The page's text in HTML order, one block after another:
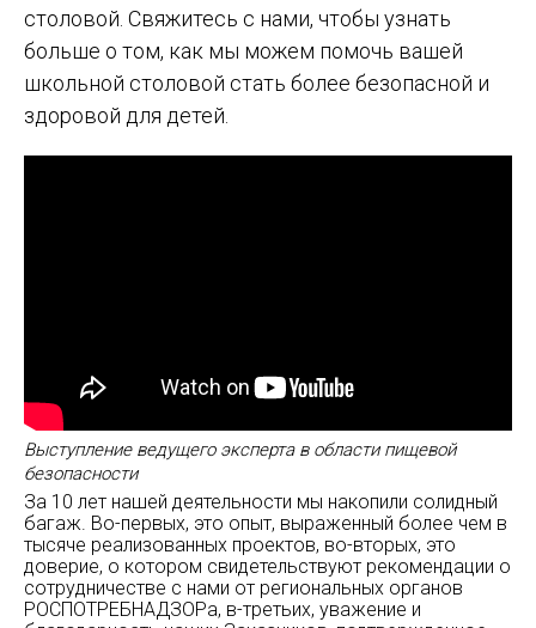
столовой. Свяжитесь с нами, чтобы узнать
больше о том, как мы можем помочь вашей
школьной столовой стать более безопасной и
здоровой для детей.
Выступление ведущего эксперта в области пищевой
безопасности
За 10 лет нашей деятельности мы накопили солидный
багаж. Во-первых, это опыт, выраженный более чем в
тысяче реализованных проектов, во-вторых, это
доверие, о котором свидетельствуют рекомендации о
сотрудничестве с нами от региональных органов
РОСПОТРЕБНАДЗОРа, в-третьих, уважение и